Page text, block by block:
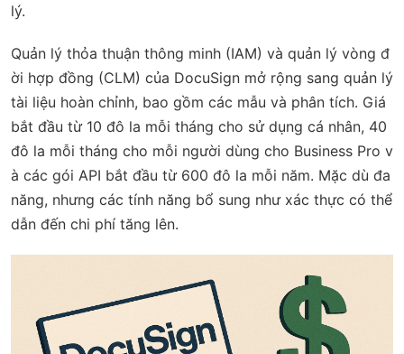
lý.
Quản lý thỏa thuận thông minh (IAM) và quản lý vòng đ
ời hợp đồng (CLM) của DocuSign mở rộng sang quản lý
tài liệu hoàn chỉnh, bao gồm các mẫu và phân tích. Giá
bắt đầu từ 10 đô la mỗi tháng cho sử dụng cá nhân, 40
đô la mỗi tháng cho mỗi người dùng cho Business Pro v
à các gói API bắt đầu từ 600 đô la mỗi năm. Mặc dù đa
năng, nhưng các tính năng bổ sung như xác thực có thể
dẫn đến chi phí tăng lên.